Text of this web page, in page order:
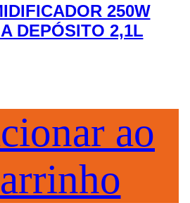
250W
DEPÓSITO 2,1L
ao